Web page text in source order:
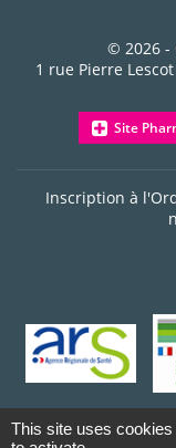
© 2026 -
1 rue Pierre
Site
Inscription à
This site uses